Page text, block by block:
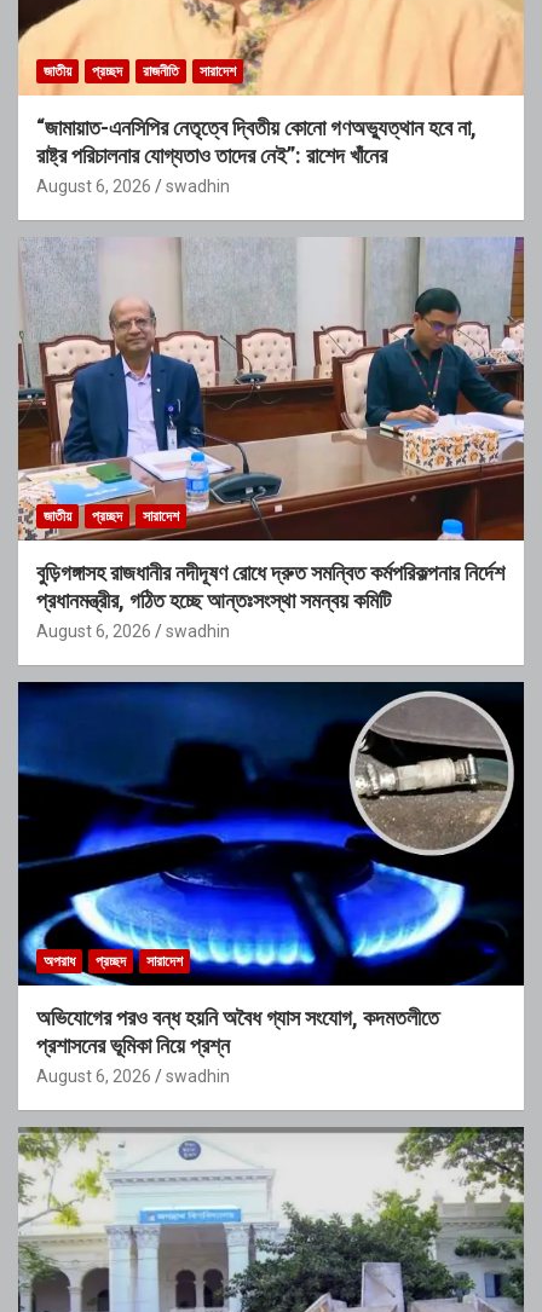
জাতীয় প্রচ্ছদ রাজনীতি সারাদেশ
“জামায়াত-এনসিপির নেতৃত্বে দ্বিতীয় কোনো গণঅভ্যুত্থান হবে না,
রাষ্ট্র পরিচালনার যোগ্যতাও তাদের নেই”: রাশেদ খাঁনের
August 6, 2026 swadhin
জাতীয় প্রচ্ছদ সারাদেশ
বুড়িগঙ্গাসহ রাজধানীর নদীদূষণ রোধে দ্রুত সমন্বিত কর্মপরিকল্পনার নির্দেশ
প্রধানমন্ত্রীর, গঠিত হচ্ছে আন্তঃসংস্থা সমন্বয় কমিটি
August 6, 2026 swadhin
অপরাধ প্রচ্ছদ সারাদেশ
অভিযোগের পরও বন্ধ হয়নি অবৈধ গ্যাস সংযোগ, কদমতলীতে
প্রশাসনের ভূমিকা নিয়ে প্রশ্ন
August 6, 2026 swadhin